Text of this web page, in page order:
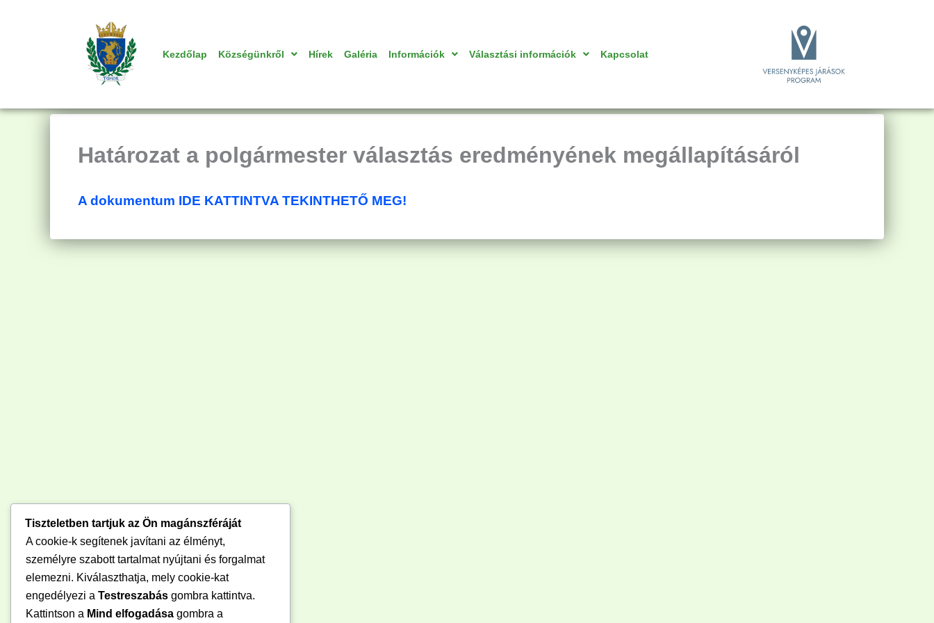
Kezdőlap Községünkről Hírek Galéria Információk Választási információk Kapcsolat
Határozat a polgármester választás eredményének megállapításáról
A dokumentum IDE KATTINTVA TEKINTHETŐ MEG!
Tiszteletben tartjuk az Ön magánszféráját
A cookie-k segítenek javítani az élményt,
személyre szabott tartalmat nyújtani és forgalmat
elemezni. Kiválaszthatja, mely cookie-kat
engedélyezi a Testreszabás gombra kattintva.
Kattintson a Mind elfogadása gombra a